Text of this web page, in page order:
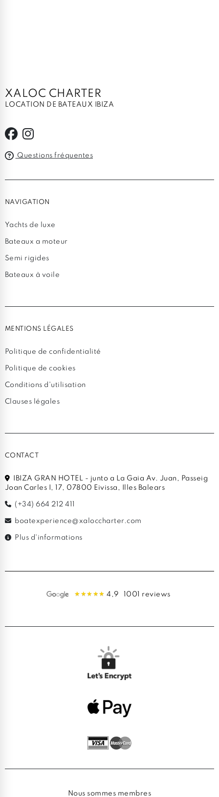
XALOC CHARTER
LOCATION DE BATEAUX IBIZA
Questions fréquentes
NAVIGATION
Yachts de luxe
Bateaux a moteur
Semi rigides
Bateaux à voile
MENTIONS LÉGALES
Politique de confidentialité
Politique de cookies
Conditions d'utilisation
Clauses légales
CONTACT
IBIZA GRAN HOTEL - junto a La Gaia Av. Juan, Passeig
Joan Carles I, 17, 07800 Eivissa, Illes Balears
(+34) 664 212 411
boatexperience@xaloccharter.com
Plus d'informations
4,9 1001 reviews
Nous sommes membres